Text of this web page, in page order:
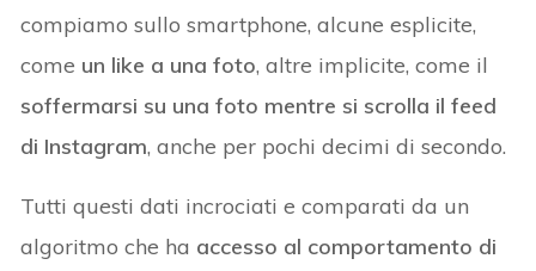
compiamo sullo smartphone, alcune esplicite,
come un like a una foto, altre implicite, come il
soffermarsi su una foto mentre si scrolla il feed
di Instagram, anche per pochi decimi di secondo.
Tutti questi dati incrociati e comparati da un
algoritmo che ha accesso al comportamento di